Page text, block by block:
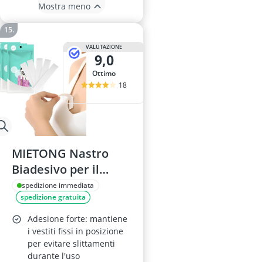
Mostra meno
VALUTAZIONE
9,0
Ottimo
18
MIETONG Nastro
Biadesivo per il
Corpo - 108 Pezzi
spedizione immediata
spedizione gratuita
Adesione forte: mantiene
i vestiti fissi in posizione
per evitare slittamenti
durante l'uso